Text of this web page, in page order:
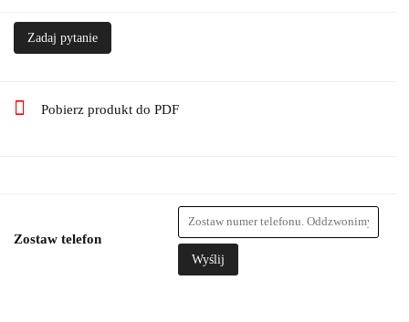
Zadaj pytanie
Pobierz produkt do PDF
Zostaw telefon
Wyślij